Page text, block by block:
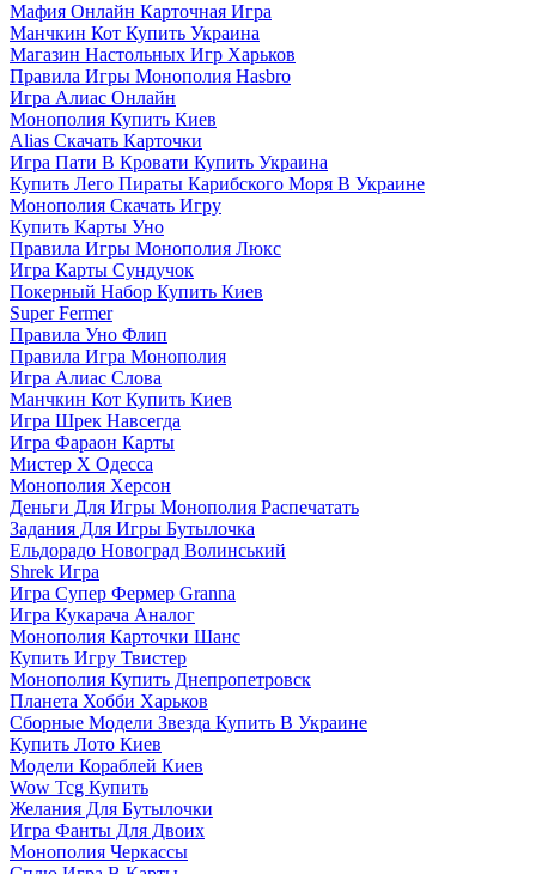
Мафия Онлайн Карточная Игра
Манчкин Кот Купить Украина
Магазин Настольных Игр Харьков
Правила Игры Монополия Hasbro
Игра Алиас Онлайн
Монополия Купить Киев
Alias Скачать Карточки
Игра Пати В Кровати Купить Украина
Купить Лего Пираты Карибского Моря В Украине
Монополия Скачать Игру
Купить Карты Уно
Правила Игры Монополия Люкс
Игра Карты Сундучок
Покерный Набор Купить Киев
Super Fermer
Правила Уно Флип
Правила Игра Монополия
Игра Алиас Слова
Манчкин Кот Купить Киев
Игра Шрек Навсегда
Игра Фараон Карты
Мистер Х Одесса
Монополия Херсон
Деньги Для Игры Монополия Распечатать
Задания Для Игры Бутылочка
Ельдорадо Новоград Волинський
Shrek Игра
Игра Супер Фермер Granna
Игра Кукарача Аналог
Монополия Карточки Шанс
Купить Игру Твистер
Монополия Купить Днепропетровск
Планета Хобби Харьков
Сборные Модели Звезда Купить В Украине
Купить Лото Киев
Модели Кораблей Киев
Wow Tcg Купить
Желания Для Бутылочки
Игра Фанты Для Двоих
Монополия Черкассы